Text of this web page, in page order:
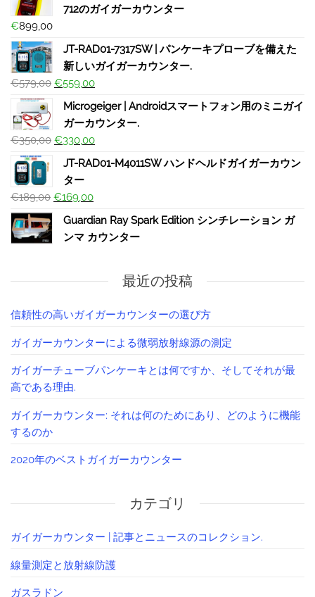
712のガイガーカウンター
€899,00
JT-RAD01-7317SW | パンケーキプローブを備えた
新しいガイガーカウンター.
€579,00 €559,00
Microgeiger | Androidスマートフォン用のミニガイ
ガーカウンター.
€350,00 €330,00
JT-RAD01-M4011SW ハンドヘルドガイガーカウン
ター
€189,00 €169,00
Guardian Ray Spark Edition シンチレーション ガ
ンマ カウンター
最近の投稿
信頼性の高いガイガーカウンターの選び方
ガイガーカウンターによる微弱放射線源の測定
ガイガーチューブパンケーキとは何ですか、そしてそれが最
高である理由.
ガイガーカウンター: それは何のためにあり、どのように機能
するのか
2020年のベストガイガーカウンター
カテゴリ
ガイガーカウンター | 記事とニュースのコレクション.
線量測定と放射線防護
ガスラドン